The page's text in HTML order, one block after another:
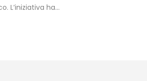
L’iniziativa ha...